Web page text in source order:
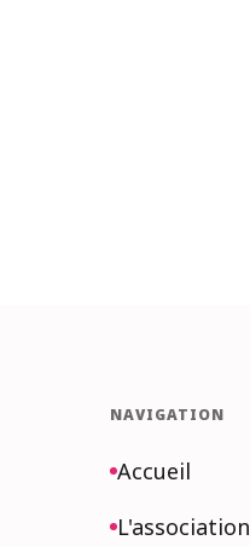
NAVIGATION
Accueil
L'association